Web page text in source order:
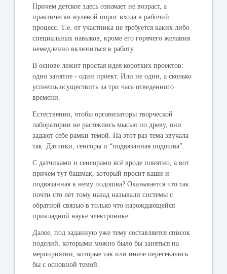
Причем детское здесь означает не возраст, а
практически нулевой порог входа в рабочий
процесс. Т.е. от участника не требуется каких либо
специальных навыков, кроме его горячего желания
немедленно включиться в работу.
В основе лежит простая идея коротких проектов:
одно занятие - один проект. Или не один, а сколько
успеешь осуществить за три часа отведенного
времени.
Естественно, чтобы организаторы творческой
лаборатории не растеклись мысью по древу, они
задают себе рамки темой. На этот раз тема звучала
так: Датчики, сенсоры и “подвязанная подошва”.
С датчиками и сенсорами всë вроде понятно, а вот
причем тут башмак, который просит каши и
подвязанная к нему подошва? Оказывается что так
почти сто лет тому назад называли системы с
обратной связью в только что нарождающейся
прикладной науке электронике.
Далее, под заданную уже тему составляется список
поделий, которыми можно было бы заняться на
мероприятии, которые так или иначе пересекались
бы с основной темой.